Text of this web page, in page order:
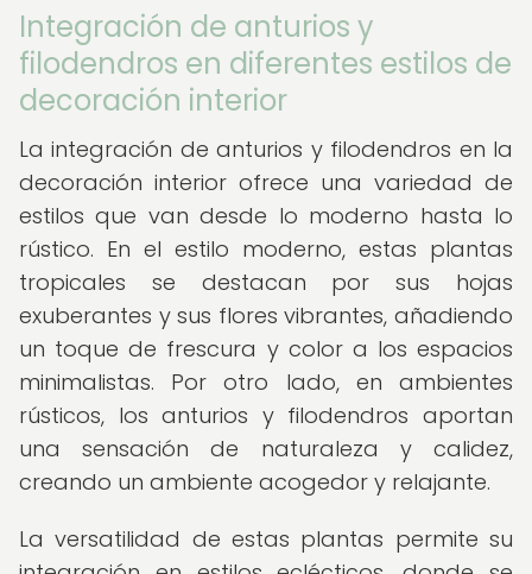
Integración de anturios y
filodendros en diferentes estilos de
decoración interior
La integración de anturios y filodendros en la
decoración interior ofrece una variedad de
estilos que van desde lo moderno hasta lo
rústico. En el estilo moderno, estas plantas
tropicales se destacan por sus hojas
exuberantes y sus flores vibrantes, añadiendo
un toque de frescura y color a los espacios
minimalistas. Por otro lado, en ambientes
rústicos, los anturios y filodendros aportan
una sensación de naturaleza y calidez,
creando un ambiente acogedor y relajante.
La versatilidad de estas plantas permite su